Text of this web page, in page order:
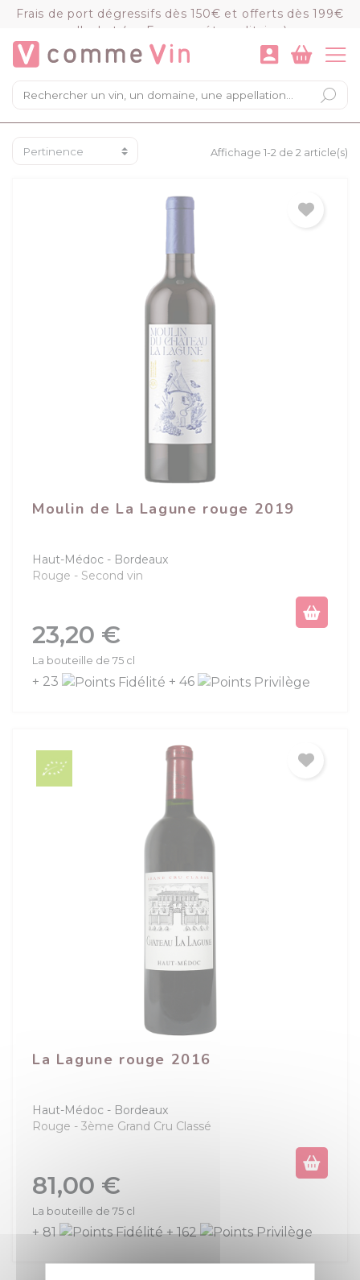
Frais de port dégressifs dès 150€ et offerts dès 199€
d'achat (en France métropolitaine)
×
Mon panier
Chargement du panier...
VOIR LE PANIER COMMANDER
Affichage 1-2 de 2 article(s)
Moulin de La Lagune rouge 2019
Haut-Médoc
Bordeaux
Rouge
Second vin
Prix
23,20 €
La bouteille de 75 cl
+ 23 + 46
La Lagune rouge 2016
Haut-Médoc
Bordeaux
Rouge
3ème Grand Cru Classé
Prix
81,00 €
La bouteille de 75 cl
+ 81 + 162
Panneau de gestion des cookies